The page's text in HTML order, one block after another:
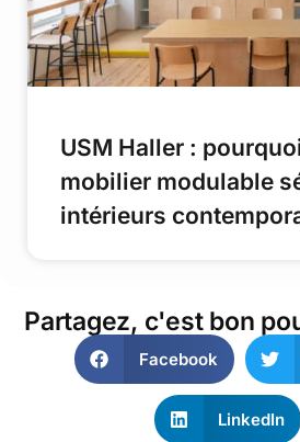
USM Haller :
mobilier modulable
intérieurs
Partagez, c'est bon
Facebook
LinkedIn